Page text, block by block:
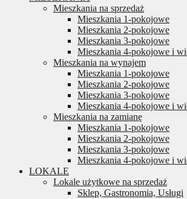
Mieszkania na sprzedaż
Mieszkania 1-pokojowe
Mieszkania 2-pokojowe
Mieszkania 3-pokojowe
Mieszkania 4-pokojowe i
Mieszkania na wynajem
Mieszkania 1-pokojowe
Mieszkania 2-pokojowe
Mieszkania 3-pokojowe
Mieszkania 4-pokojowe i
Mieszkania na zamianę
Mieszkania 1-pokojowe
Mieszkania 2-pokojowe
Mieszkania 3-pokojowe
Mieszkania 4-pokojowe i
LOKALE
Lokale użytkowe na sprzedaż
Sklep, Gastronomia, Usługi